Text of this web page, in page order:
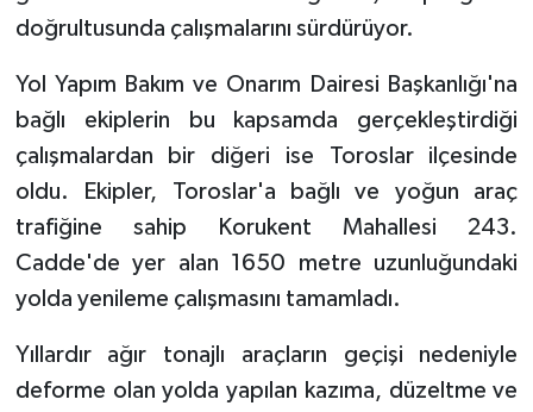
doğrultusunda çalışmalarını sürdürüyor.
Yol Yapım Bakım ve Onarım Dairesi Başkanlığı'na
bağlı ekiplerin bu kapsamda gerçekleştirdiği
çalışmalardan bir diğeri ise Toroslar ilçesinde
oldu. Ekipler, Toroslar'a bağlı ve yoğun araç
trafiğine sahip Korukent Mahallesi 243.
Cadde'de yer alan 1650 metre uzunluğundaki
yolda yenileme çalışmasını tamamladı.
Yıllardır ağır tonajlı araçların geçişi nedeniyle
deforme olan yolda yapılan kazıma, düzeltme ve